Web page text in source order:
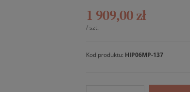
1 909,00 zł
/ szt.
Kod produktu: HIP06MP-137